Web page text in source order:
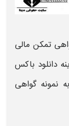
تمکن مالی
دانلود باکس
نمونه گواهی